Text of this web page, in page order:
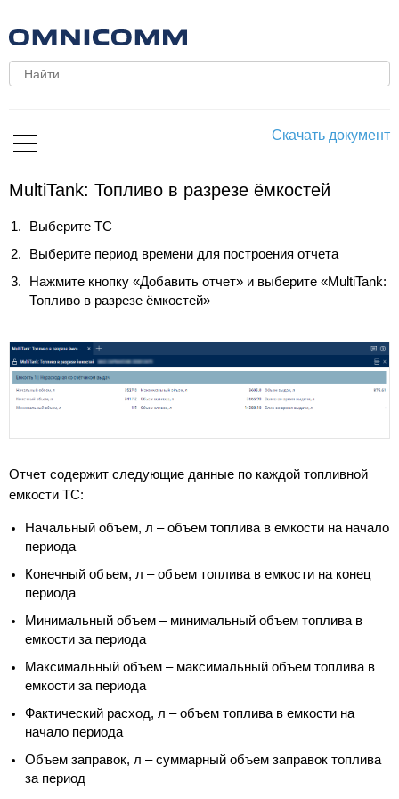
Скачать документ
MultiTank: Топливо в разрезе ёмкостей
Выберите ТС
Выберите период времени для построения отчета
Нажмите кнопку «Добавить отчет» и выберите «MultiTank:
Топливо в разрезе ёмкостей»
Отчет содержит следующие данные по каждой топливной
емкости ТС:
Начальный объем, л – объем топлива в емкости на начало
периода
Конечный объем, л – объем топлива в емкости на конец
периода
Минимальный объем – минимальный объем топлива в
емкости за периода
Максимальный объем – максимальный объем топлива в
емкости за периода
Фактический расход, л – объем топлива в емкости на
начало периода
Объем заправок, л – суммарный объем заправок топлива
за период